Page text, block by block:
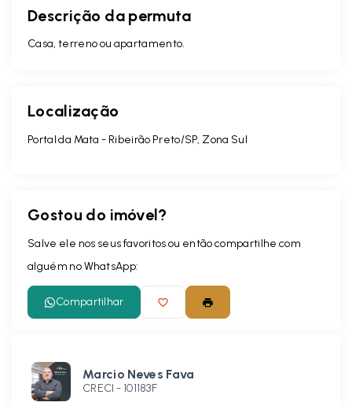
Descrição da permuta
Casa, terreno ou apartamento.
Localização
Portal da Mata - Ribeirão Preto/SP, Zona Sul
Gostou do imóvel?
Salve ele nos seus favoritos ou então compartilhe com
alguém no WhatsApp:
Compartilhar
Marcio Neves Fava
CRECI - 101183F